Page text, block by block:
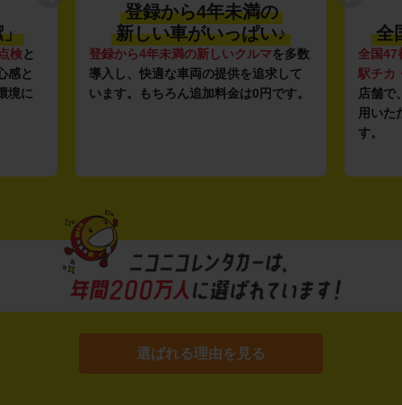
」
検と
感と
境に
登録から4年未満の
新しい車がいっぱい♪
登録から4年未満の新しいクルマを多数
導入し、快適な車両の提供を追求して
います。もちろん追加料金は0円です。
全
全国47
駅チカ
店舗で
用いた
す。
選ばれる理由を見る